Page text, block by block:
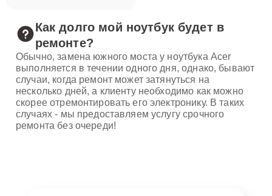
Как долго мой ноутбук будет в
ремонте?
Обычно, замена южного моста у ноутбука Acer
выполняется в течении одного дня, однако, бывают
случаи, когда ремонт может затянуться на
несколько дней, а клиенту необходимо как можно
скорее отремонтировать его электронику. В таких
случаях - мы предоставляем услугу срочного
ремонта без очереди!